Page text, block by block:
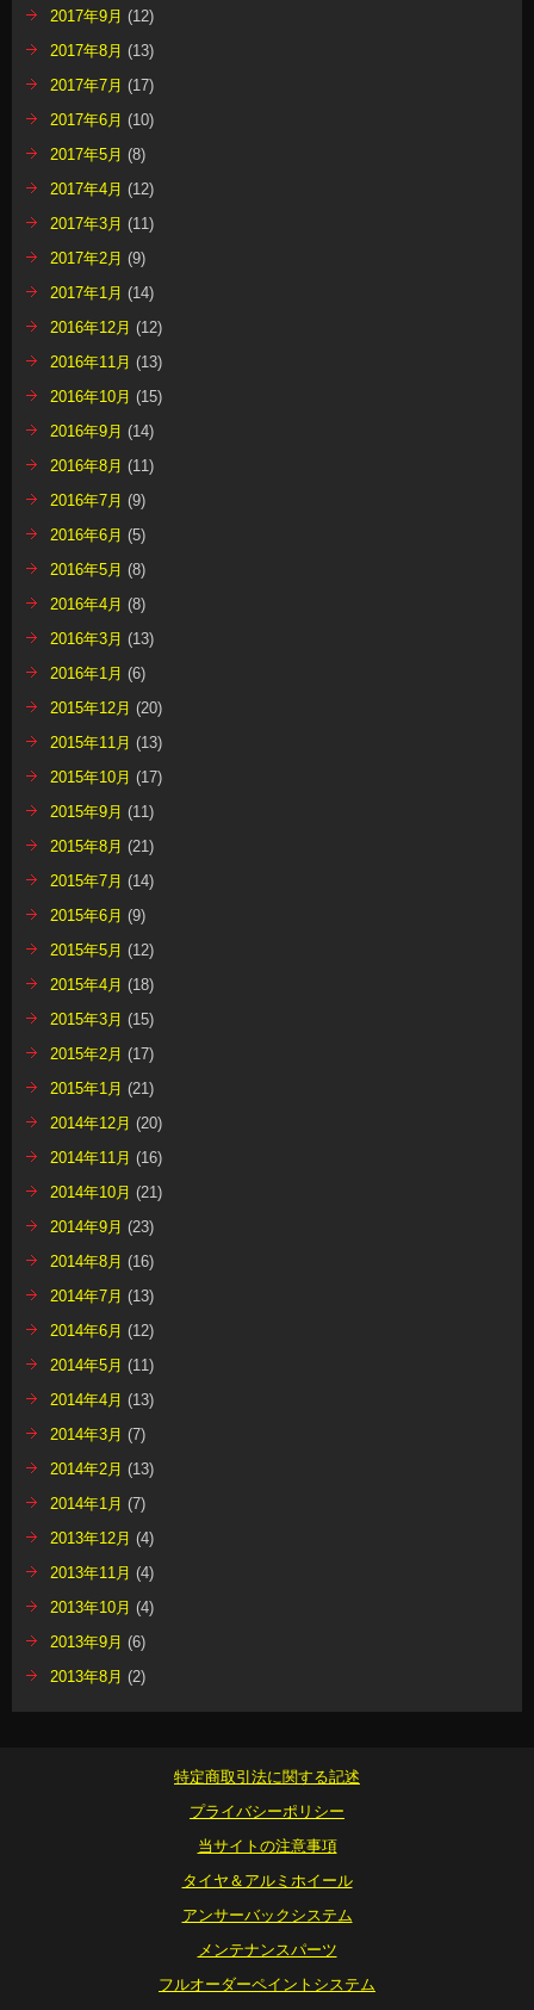
2017年9月 (12)
2017年8月 (13)
2017年7月 (17)
2017年6月 (10)
2017年5月 (8)
2017年4月 (12)
2017年3月 (11)
2017年2月 (9)
2017年1月 (14)
2016年12月 (12)
2016年11月 (13)
2016年10月 (15)
2016年9月 (14)
2016年8月 (11)
2016年7月 (9)
2016年6月 (5)
2016年5月 (8)
2016年4月 (8)
2016年3月 (13)
2016年1月 (6)
2015年12月 (20)
2015年11月 (13)
2015年10月 (17)
2015年9月 (11)
2015年8月 (21)
2015年7月 (14)
2015年6月 (9)
2015年5月 (12)
2015年4月 (18)
2015年3月 (15)
2015年2月 (17)
2015年1月 (21)
2014年12月 (20)
2014年11月 (16)
2014年10月 (21)
2014年9月 (23)
2014年8月 (16)
2014年7月 (13)
2014年6月 (12)
2014年5月 (11)
2014年4月 (13)
2014年3月 (7)
2014年2月 (13)
2014年1月 (7)
2013年12月 (4)
2013年11月 (4)
2013年10月 (4)
2013年9月 (6)
2013年8月 (2)
特定商取引法に関する記述
プライバシーポリシー
当サイトの注意事項
タイヤ＆アルミホイール
アンサーバックシステム
メンテナンスパーツ
フルオーダーペイントシステム